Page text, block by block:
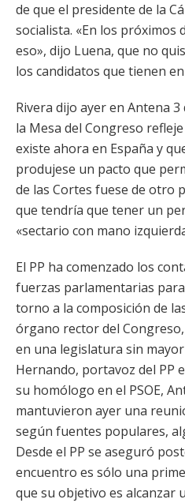
de que el presidente de la
socialista. «En los
eso», dijo Luena, que no
los candidatos que tienen
Rivera dijo ayer en Antena
la Mesa del Congreso
existe ahora en España y
produjese un pacto que
de las Cortes fuese de otro
que tendría que tener un
«sectario con mano
El PP ha comenzado los
fuerzas parlamentarias
torno a la composición de
órgano rector del
en una legislatura sin
Hernando, portavoz del PP
su homólogo en el PSOE,
mantuvieron ayer una
según fuentes populares,
Desde el PP se aseguró
encuentro es sólo una
que su objetivo es alcanzar